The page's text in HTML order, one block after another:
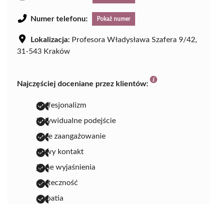
Numer telefonu: Pokaż numer
Lokalizacja: Profesora Władysława Szafera 9/42,
31-543 Kraków
Najczęściej doceniane przez klientów:
profesjonalizm
indywidualne podejście
duże zaangażowanie
łatwy kontakt
jasne wyjaśnienia
skuteczność
empatia